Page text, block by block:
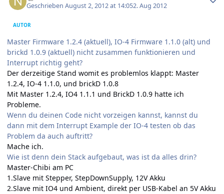
GeschriebenAugust 2, 2012 at 14:052. Aug 2012
AUTOR
Master Firmware 1.2.4 (aktuell), IO-4 Firmware 1.1.0 (alt) und
brickd 1.0.9 (aktuell) nicht zusammen funktionieren und
Interrupt richtig geht?
Der derzeitige Stand womit es problemlos klappt: Master
1.2.4, IO-4 1.1.0, und brickD 1.0.8
Mit Master 1.2.4, IO4 1.1.1 und BrickD 1.0.9 hatte ich
Probleme.
Wenn du deinen Code nicht vorzeigen kannst, kannst du
dann mit dem Interrupt Example der IO-4 testen ob das
Problem da auch auftritt?
Mache ich.
Wie ist denn dein Stack aufgebaut, was ist da alles drin?
Master-Chibi am PC
1.Slave mit Stepper, StepDownSupply, 12V Akku
2.Slave mit IO4 und Ambient, direkt per USB-Kabel an 5V Akku